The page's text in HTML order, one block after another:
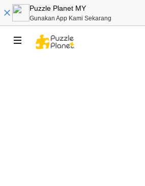
Puzzle Planet MY
Gunakan App Kami Sekarang